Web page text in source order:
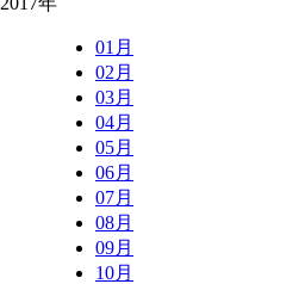
01月
02月
03月
04月
05月
06月
07月
08月
09月
10月